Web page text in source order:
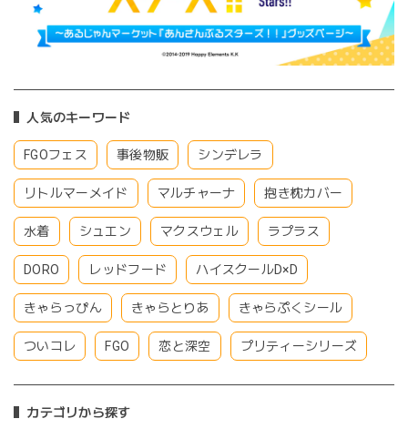
人気のキーワード
FGOフェス 事後物販 シンデレラ
リトルマーメイド マルチャーナ 抱き枕カバー
水着 シュエン マクスウェル ラプラス
DORO レッドフード ハイスクールD×D
きゃらっぴん きゃらとりあ きゃらぷくシール
ついコレ FGO 恋と深空 プリティーシリーズ
カテゴリから探す